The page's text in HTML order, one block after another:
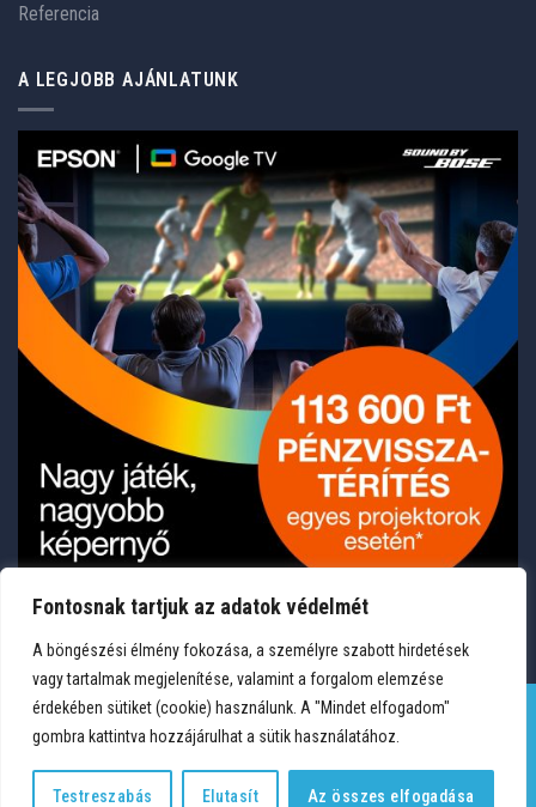
Fontosnak tartjuk az adatok védelmét
A böngészési élmény fokozása, a személyre szabott hirdetések
vagy tartalmak megjelenítése, valamint a forgalom elemzése
érdekében sütiket (cookie) használunk. A "Mindet elfogadom"
gombra kattintva hozzájárulhat a sütik használatához.
Testreszabás Elutasít Az összes elfogadása
Referencia
A LEGJOBB AJÁNLATUNK